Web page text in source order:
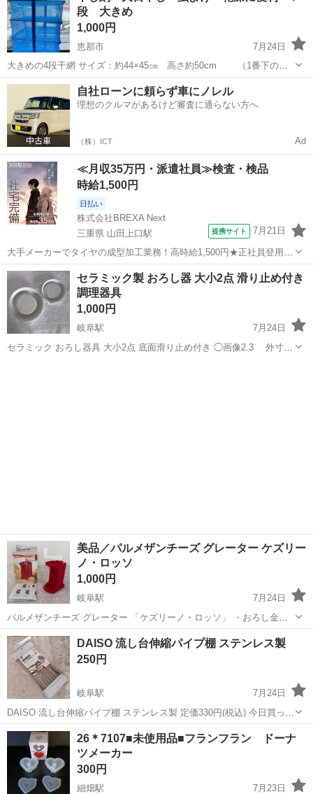
段 大きめ
1,000円
恵那市
7月24日
大きめの4段干網 サイズ：約44×45㎝ 高さ約50cm （1番下の段
は高さ約3cm） 干物作りに便利 果物、野菜、香草、茶葉の乾燥に 虫
や鳥や猫などから守れます 余った食品を干してフードロス対策 内装３
段棚...
岐阜 恵那市 調理器具 フードロス
自社ローンに頼らず車にノレル
理想のクルマがあるけど審査に通らない方へ
（株）ICT Ad
≪月収35万円・派遣社員≫検査・検品
時給1,500円
日払い
株式会社BREXA Next
三重県 山田上口駅
提携サイト 7月21日
大手メーカーでタイヤの成型加工業務！高時給1,500円★正社員登用制
度あり！ワンルーム寮完備！マイカー通勤OK！無料駐車場あり！《三
重県伊勢市》 人気の工場のお仕事 ◇タイヤの製造◇ トラック・バ
ス・RV車用を中心とした...
三重 伊勢市 山田上口駅 その他
セラミック製 おろし器 大小2点 滑り止め付き
調理器具
1,000円
岐阜駅
7月24日
セラミック おろし器具 大小2点 底面滑り止め付き ◯画像2.3 外寸直
美品／パルメザンチーズ グレーター ケズリー
ノ・ロッソ
1,000円
岐阜駅
7月24日
パルメザンチーズ グレーター 「ケズリーノ・ロッソ」 ・おろし金部
分はステンレススチール ・チーズの塊を入れてハンドルを回して削り
ます。 ・『取扱説明書』あり(日本語) ・2回くらい使っただけです。
お手入れして保管...
岐阜 岐阜市 岐阜駅 調理器具 ハンドル
DAISO 流し台伸縮パイプ棚 ステンレス製
250円
岐阜駅
7月24日
DAISO 流し台伸縮パイプ棚 ステンレス製 定価330円(税込) 今日買って
きたばかりです。 紙を外してシンクに置いてみたらなんだか小さく
て。 洗った食器を置く物だと勘違いして買ってしまったことに気づき
ました。 ...
岐阜 岐阜市 調理器具
26＊7107■未使用品■フランフラン ドーナ
ツメーカー
300円
細畑駅
7月23日